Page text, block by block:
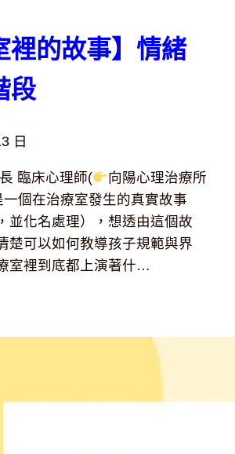
裡的故事】情緒
段
日
臨床心理師(
向陽心理治療所
個在治療室發生的真實故事
並化名處理），想透由這個故
楚可以如何教導孩子規範與界
室裡到底都上演著什…